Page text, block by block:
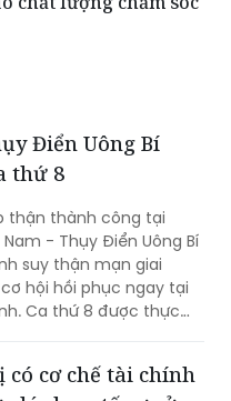
Điển Uông Bí
thận thành công tại
- Thụy Điển Uông Bí
suy thận mạn giai
hội hồi phục ngay tại
Ca thứ 8 được thực
của Bệnh viện Việt
có cơ chế tài chính
giám sát chuyên đề của